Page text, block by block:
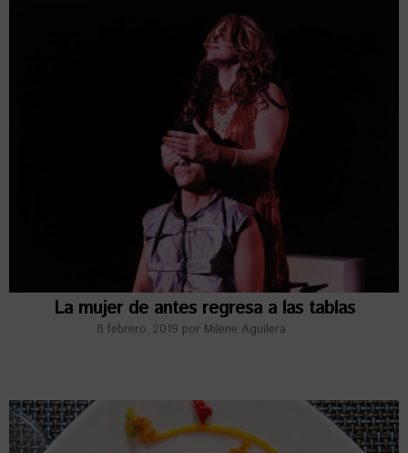
La mujer de antes regresa a las tablas
8 febrero, 2019 por Milene Aguilera